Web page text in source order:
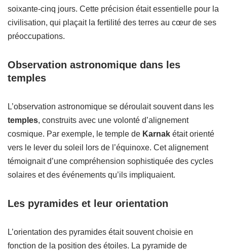
soixante-cinq jours. Cette précision était essentielle pour la
civilisation, qui plaçait la fertilité des terres au cœur de ses
préoccupations.
Observation astronomique dans les
temples
L’observation astronomique se déroulait souvent dans les
temples, construits avec une volonté d’alignement
cosmique. Par exemple, le temple de Karnak était orienté
vers le lever du soleil lors de l’équinoxe. Cet alignement
témoignait d’une compréhension sophistiquée des cycles
solaires et des événements qu’ils impliquaient.
Les pyramides et leur orientation
L’orientation des pyramides était souvent choisie en
fonction de la position des étoiles. La pyramide de